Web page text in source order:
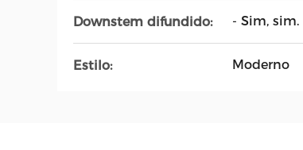
Downstem difundido: - Sim, sim.
Estilo: Moderno